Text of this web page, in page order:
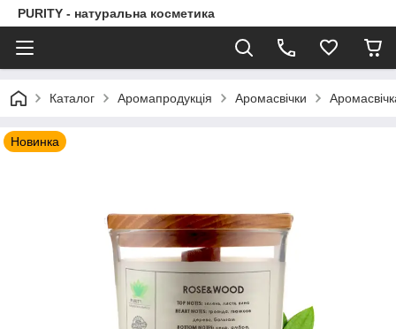
PURITY - натуральна косметика
Каталог Аромапродукція Аромасвічки
Новинка